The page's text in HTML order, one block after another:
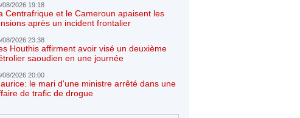
08/2026 19:18
Centrafrique et le Cameroun apaisent les
après un incident frontalier
08/2026 23:38
Houthis affirment avoir visé un deuxième
saoudien en une journée
08/2026 20:00
le mari d'une ministre arrêté dans une
de trafic de drogue